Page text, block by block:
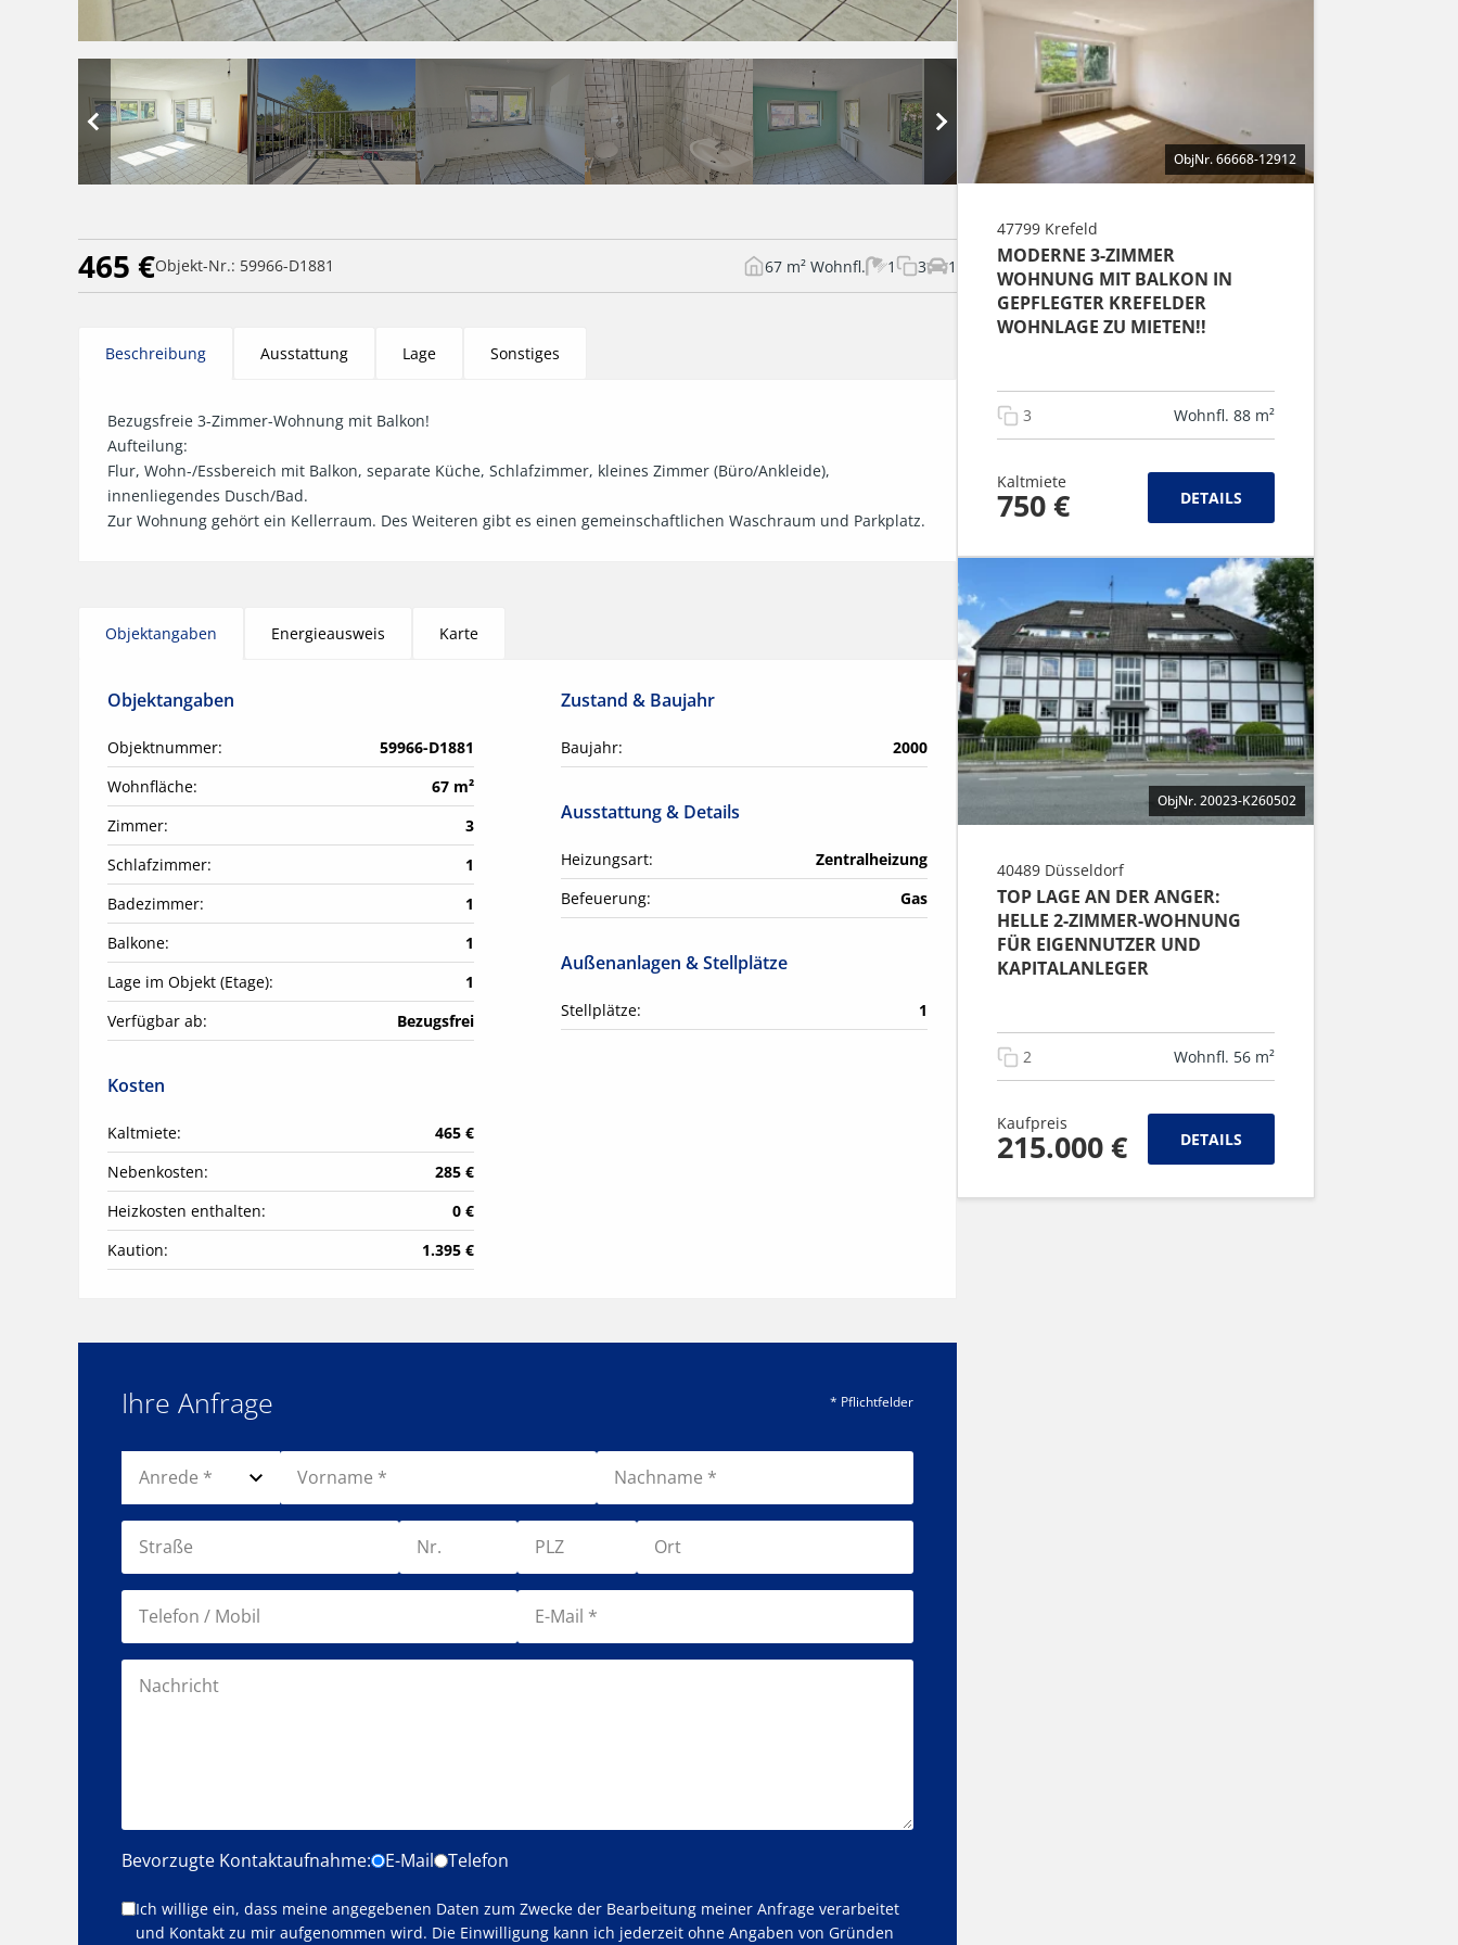
465 €Objekt-Nr.: 59966-D1881 67 m² Wohnfl. 1 3 1
Beschreibung Ausstattung Lage Sonstiges
Bezugsfreie 3-Zimmer-Wohnung mit Balkon!
Aufteilung:
Flur, Wohn-/Essbereich mit Balkon, separate Küche, Schlafzimmer, kleines Zimmer (Büro/Ankleide),
innenliegendes Dusch/Bad.
Zur Wohnung gehört ein Kellerraum. Des Weiteren gibt es einen gemeinschaftlichen Waschraum und Parkplatz.
Objektangaben Energieausweis Karte
Objektangaben
Objektnummer:
59966-D1881
Wohnfläche:
67 m²
Zimmer:
3
Schlafzimmer:
1
Badezimmer:
1
Balkone:
1
Lage im Objekt (Etage):
1
Verfügbar ab:
Bezugsfrei
Kosten
Kaltmiete:
465 €
Nebenkosten:
285 €
Heizkosten enthalten:
0 €
Kaution:
1.395 €
Zustand & Baujahr
Baujahr: 2000
Ausstattung & Details
Heizungsart:
Zentralheizung
Befeuerung:
Gas
Außenanlagen & Stellplätze
Stellplätze: 1
Ihre Anfrage * Pflichtfelder
Bevorzugte Kontaktaufnahme: E-Mail Telefon
Ich willige ein, dass meine angegebenen Daten zum Zwecke der Bearbeitung meiner Anfrage verarbeitet
und Kontakt zu mir aufgenommen wird. Die Einwilligung kann ich jederzeit ohne Angaben von Gründen
ObjNr. 66668-12912
47799 Krefeld
MODERNE 3-ZIMMER
WOHNUNG MIT BALKON IN
GEPFLEGTER KREFELDER
WOHNLAGE ZU MIETEN!!
3 Wohnfl. 88 m²
Kaltmiete
750 € DETAILS
ObjNr. 20023-K260502
40489 Düsseldorf
TOP LAGE AN DER ANGER:
HELLE 2-ZIMMER-WOHNUNG
FÜR EIGENNUTZER UND
KAPITALANLEGER
2 Wohnfl. 56 m²
Kaufpreis
215.000 € DETAILS